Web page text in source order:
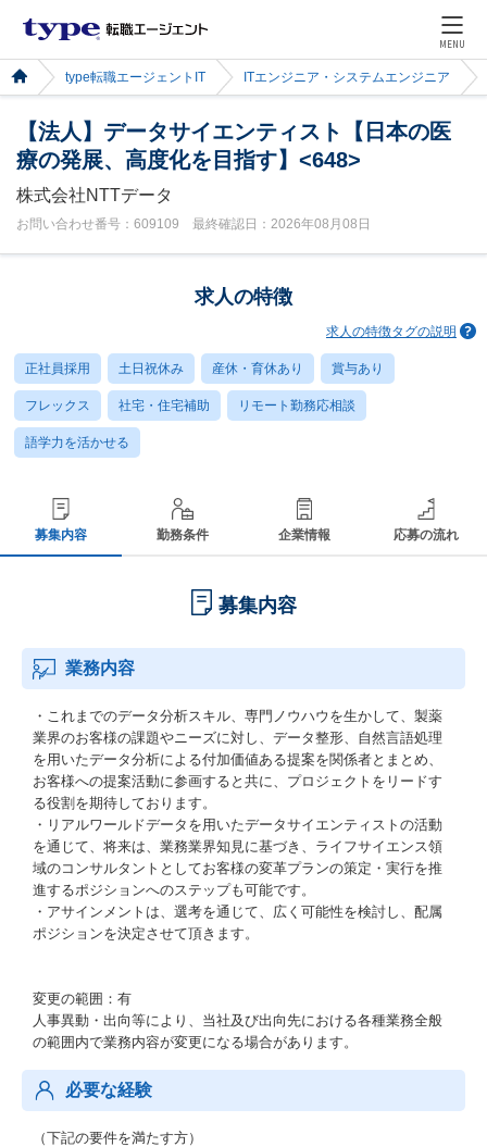
MENU
type転職エージェントIT ITエンジニア・システムエンジニア
【法人】データサイエンティスト【日本の医
療の発展、高度化を目指す】<648>
株式会社NTTデータ
お問い合わせ番号：609109 最終確認日：2026年08月08日
求人の特徴
求人の特徴タグの説明
正社員採用 土日祝休み 産休・育休あり 賞与あり
フレックス 社宅・住宅補助 リモート勤務応相談
語学力を活かせる
募集内容 勤務条件 企業情報 応募の流れ
募集内容
業務内容
・これまでのデータ分析スキル、専門ノウハウを生かして、製薬
業界のお客様の課題やニーズに対し、データ整形、自然言語処理
を用いたデータ分析による付加価値ある提案を関係者とまとめ、
お客様への提案活動に参画すると共に、プロジェクトをリードす
る役割を期待しております。
・リアルワールドデータを用いたデータサイエンティストの活動
を通じて、将来は、業務業界知見に基づき、ライフサイエンス領
域のコンサルタントとしてお客様の変革プランの策定・実行を推
進するポジションへのステップも可能です。
・アサインメントは、選考を通じて、広く可能性を検討し、配属
ポジションを決定させて頂きます。
変更の範囲：有
人事異動・出向等により、当社及び出向先における各種業務全般
の範囲内で業務内容が変更になる場合があります。
必要な経験
（下記の要件を満たす方）